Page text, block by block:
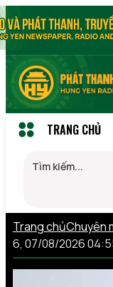
TRANG CHỦ
Trang chủChuyên
6, 07/08/2026